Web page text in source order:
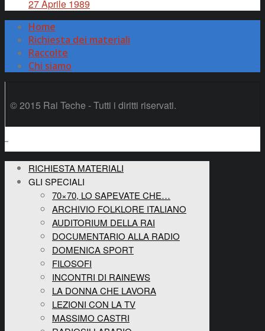
27 Aprile 1989
Home
Richiesta dei materiali
Raccolte
Chi siamo
© 2015 Rai Teche - Tutti i diritti riservati.
RICHIESTA MATERIALI
GLI SPECIALI
70×70, LO SAPEVATE CHE…
ARCHIVIO FOLKLORE ITALIANO
AUDITORIUM DELLA RAI
DOCUMENTARIO ALLA RADIO
DOMENICA SPORT
FILOSOFI
INCONTRI DI RAINEWS
LA DONNA CHE LAVORA
LEZIONI CON LA TV
MASSIMO CASTRI